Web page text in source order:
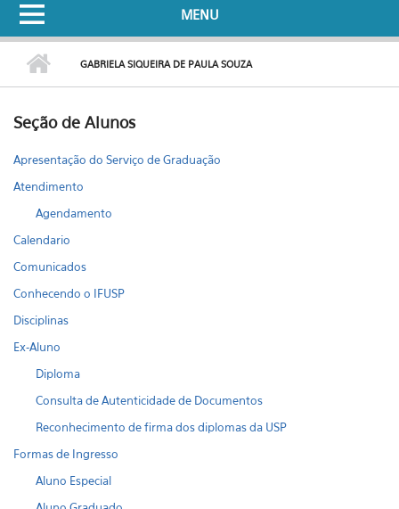
MENU
GABRIELA SIQUEIRA DE PAULA SOUZA
Seção de Alunos
Apresentação do Serviço de Graduação
Atendimento
Agendamento
Calendario
Comunicados
Conhecendo o IFUSP
Disciplinas
Ex-Aluno
Diploma
Consulta de Autenticidade de Documentos
Reconhecimento de firma dos diplomas da USP
Formas de Ingresso
Aluno Especial